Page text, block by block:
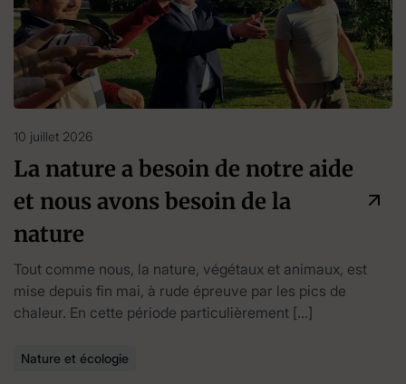
10 juillet 2026
La nature a besoin de notre aide
et nous avons besoin de la
nature
Tout comme nous, la nature, végétaux et animaux, est
mise depuis fin mai, à rude épreuve par les pics de
chaleur. En cette période particulièrement […]
Nature et écologie